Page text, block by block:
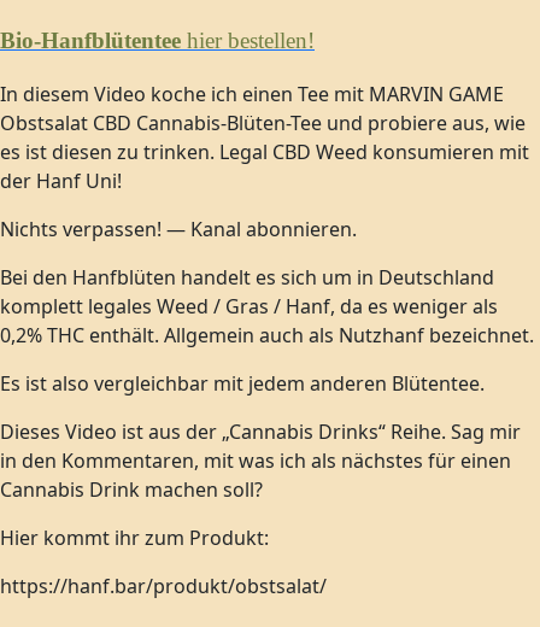
Bio-Hanfblütentee hier bestellen!
In diesem Video koche ich einen Tee mit MARVIN GAME
Obstsalat CBD Cannabis-Blüten-Tee und probiere aus, wie
es ist diesen zu trinken. Legal CBD Weed konsumieren mit
der Hanf Uni!
Nichts verpassen! — Kanal abonnieren.
Bei den Hanfblüten handelt es sich um in Deutschland
komplett legales Weed / Gras / Hanf, da es weniger als
0,2% THC enthält. Allgemein auch als Nutzhanf bezeichnet.
Es ist also vergleichbar mit jedem anderen Blütentee.
Dieses Video ist aus der „Cannabis Drinks“ Reihe. Sag mir
in den Kommentaren, mit was ich als nächstes für einen
Cannabis Drink machen soll?
Hier kommt ihr zum Produkt:
https://hanf.bar/produkt/obstsalat/